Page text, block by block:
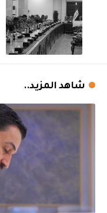
شاهد المزيد..